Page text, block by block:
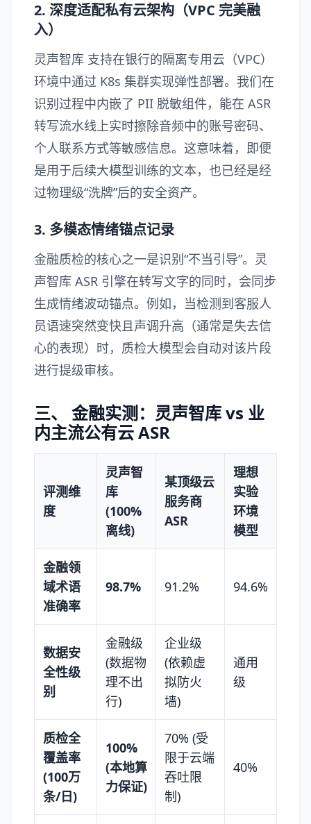
2. 深度适配私有云架构（VPC 完美融
入）
灵声智库 支持在银行的隔离专用云（VPC）
环境中通过 K8s 集群实现弹性部署。我们在
识别过程中内嵌了 PII 脱敏组件，能在 ASR
转写流水线上实时擦除音频中的账号密码、
个人联系方式等敏感信息。这意味着，即便
是用于后续大模型训练的文本，也已经是经
过物理级“洗牌”后的安全资产。
3. 多模态情绪锚点记录
金融质检的核心之一是识别“不当引导”。灵
声智库 ASR 引擎在转写文字的同时，会同步
生成情绪波动锚点。例如，当检测到客服人
员语速突然变快且声调升高（通常是失去信
心的表现）时，质检大模型会自动对该片段
进行提级审核。
三、 金融实测：灵声智库 vs 业
内主流公有云 ASR
评测维
度
灵声智
库
(100%
离线)
某顶级云
服务商
ASR
理想
实验
环境
模型
金融领
域术语
准确率
98.7% 91.2% 94.6%
数据安
全性级
别
金融级
(数据物
理不出
行)
企业级
(依赖虚
拟防火
墙)
通用
级
质检全
覆盖率
(100万
条/日)
100%
(本地算
力保证)
70% (受
限于云端
吞吐限
制)
40%